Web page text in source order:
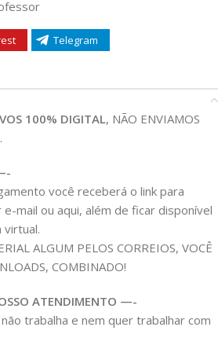
Telegram
100% DIGITAL, NÃO ENVIAMOS
você receberá o link para
mail ou aqui, além de ficar disponível
virtual.
ALGUM PELOS CORREIOS, VOCÊ
COMBINADO!
ATENDIMENTO —-
trabalha e nem quer trabalhar com